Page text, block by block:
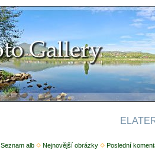
Seznam alb Nejnovější obrázky Poslední